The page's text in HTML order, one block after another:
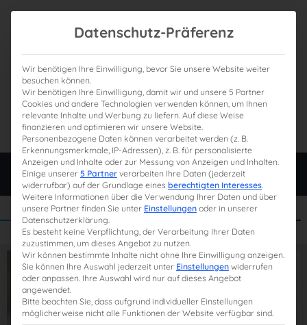
0
Gesamtpreis
0,00 €
Datenschutz-Präferenz
Wir benötigen Ihre Einwilligung, bevor Sie unsere Website weiter
besuchen können.
Wir benötigen Ihre Einwilligung, damit wir und unsere 5 Partner
Cookies und andere Technologien verwenden können, um Ihnen
relevante Inhalte und Werbung zu liefern. Auf diese Weise
finanzieren und optimieren wir unsere Website.
Personenbezogene Daten können verarbeitet werden (z. B.
Erkennungsmerkmale, IP-Adressen), z. B. für personalisierte
Anzeigen und Inhalte oder zur Messung von Anzeigen und Inhalten.
Einige unserer 5 Partner verarbeiten Ihre Daten (jederzeit
widerrufbar) auf der Grundlage eines berechtigten Interesses.
Weitere Informationen über die Verwendung Ihrer Daten und über
unsere Partner finden Sie unter Einstellungen oder in unserer
Datenschutzerklärung.
Es besteht keine Verpflichtung, der Verarbeitung Ihrer Daten
zuzustimmen, um dieses Angebot zu nutzen.
Wir können bestimmte Inhalte nicht ohne Ihre Einwilligung anzeigen.
Sie können Ihre Auswahl jederzeit unter Einstellungen widerrufen
oder anpassen. Ihre Auswahl wird nur auf dieses Angebot
angewendet.
Bitte beachten Sie, dass aufgrund individueller Einstellungen
möglicherweise nicht alle Funktionen der Website verfügbar sind.